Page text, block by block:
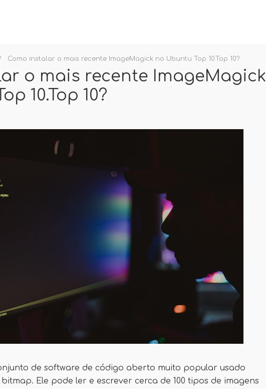
Como instalar o mais recente ImageMagick no Ubuntu Top 10.Top 10?
o mais recente ImageMagick
10.Top 10?
de software de código aberto muito popular usado
Ele pode ler e escrever cerca de 100 tipos de imagens